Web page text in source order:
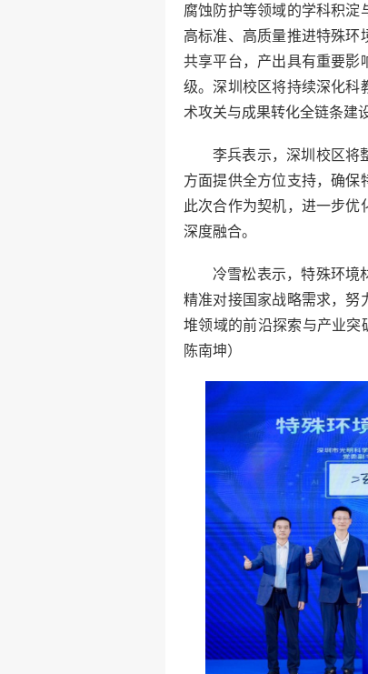
腐蚀防护等领域的学科积淀
高标准、高质量推进特殊环
共享平台，产出具有重要影
级。深圳校区将持续深化科
术攻关与成果转化全链条建
李兵表示，深圳校区将
方面提供全方位支持，确保
此次合作为契机，进一步优
深度融合。
冷雪松表示，特殊环境
精准对接国家战略需求，努
堆领域的前沿探索与产业突
陈南坤）